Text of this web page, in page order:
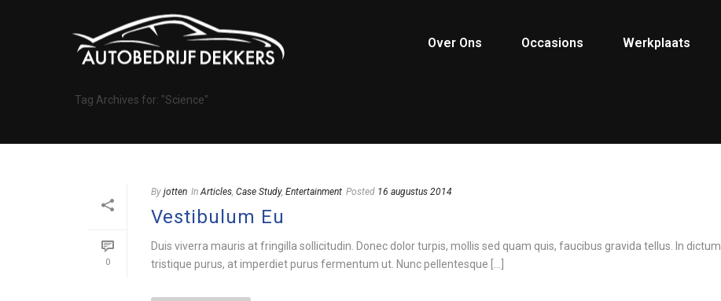
Over Ons Occasions Werkplaats
Tag Archives for: "Science"
0
By jotten In Articles, Case Study, Entertainment Posted 16 augustus 2014
Vestibulum Eu
Duis viverra mauris at fringilla sollicitudin. Donec dolor turpis, mollis sed quam quis, faucibus gravida tellus. In dictum
tristique purus, at imperdiet purus fermentum ut. Nunc pellentesque [...]